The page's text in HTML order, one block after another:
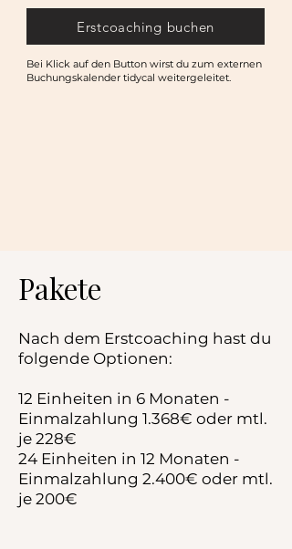
Erstcoaching buchen
Bei Klick auf den Button wirst du zum externen
Buchungskalender tidycal weitergeleitet.
Pakete
Nach dem Erstcoaching hast du
folgende Optionen:
12 Einheiten in 6 Monaten -
Einmalzahlung 1.368€ oder mtl.
je 228€
24 Einheiten in 12 Monaten -
Einmalzahlung 2.400€ oder mtl.
je 200€